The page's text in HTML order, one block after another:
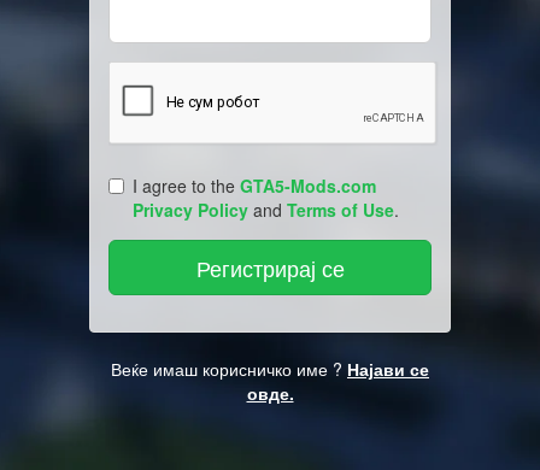
I agree to the GTA5-Mods.com
Privacy Policy and Terms of Use.
Веќе имаш корисничко име ? Најави се
овде.